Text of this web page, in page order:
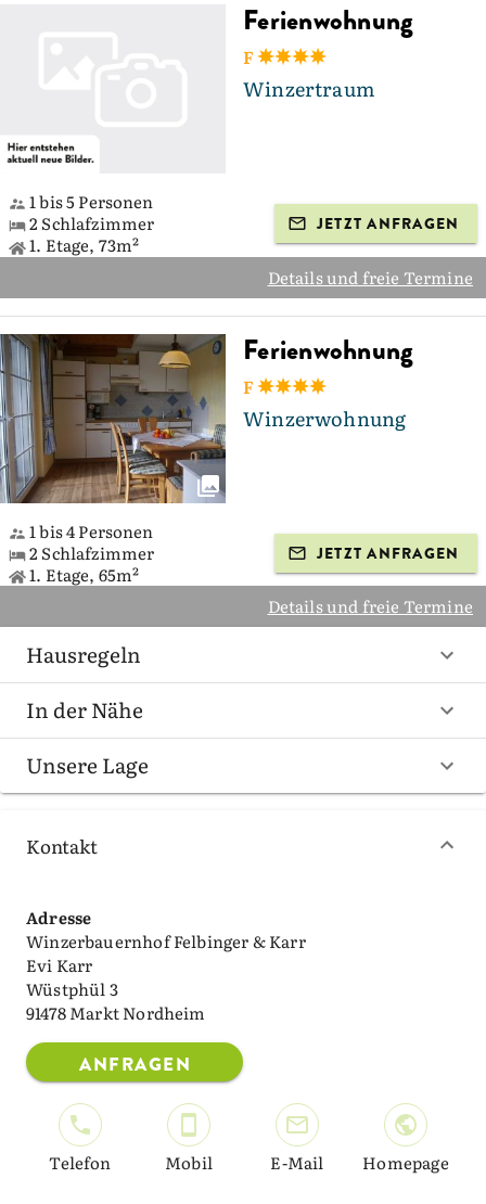
Ferienwohnung
F
Winzertraum
1 bis 5 Personen
2 Schlafzimmer
1. Etage, 73m²
JETZT ANFRAGEN
Details und freie Termine
Ferienwohnung
F
Winzerwohnung
1 bis 4 Personen
2 Schlafzimmer
1. Etage, 65m²
JETZT ANFRAGEN
Details und freie Termine
Hausregeln
In der Nähe
Unsere Lage
Kontakt
Adresse
Winzerbauernhof Felbinger & Karr
Evi Karr
Wüstphül 3
91478 Markt Nordheim
ANFRAGEN
Telefon Mobil E-Mail Homepage